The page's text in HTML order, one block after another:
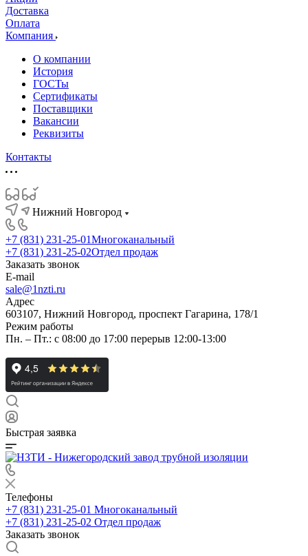
Доставка
Оплата
Компания
О компании
История
ГОСТы
Сертификаты
Поставщики
Вакансии
Реквизиты
Контакты
Нижний Новгород
+7 (831) 231-25-01Многоканальный
+7 (831) 231-25-02Отдел продаж
Заказать звонок
E-mail
sale@1nzti.ru
Адрес
603107, Нижний Новгород, проспект Гагарина, 178/1
Режим работы
Пн. – Пт.: с 08:00 до 17:00 перерыв 12:00-13:00
Быстрая заявка
Телефоны
+7 (831) 231-25-01 Многоканальный
+7 (831) 231-25-02 Отдел продаж
Заказать звонок